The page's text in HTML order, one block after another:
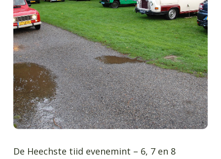
De Heechste tiid evenemint – 6, 7 en 8